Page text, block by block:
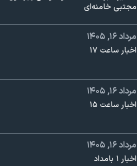
مجتبی خامنه‌ای
مرداد ۱۶, ۱۴۰۵
اخبار ساعت ۱۷
مرداد ۱۶, ۱۴۰۵
اخبار ساعت ۱۵
مرداد ۱۶, ۱۴۰۵
اخبار ۱ بامداد